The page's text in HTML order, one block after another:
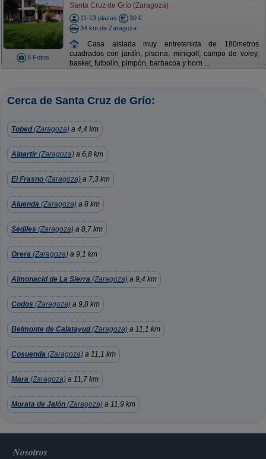
8 Fotos
Santa Cruz de Grío (Zaragoza)
11-13 plazas
30 €
34 km de Zaragoza
Casa aislada muy entretenida de 180metros
cuadrados con jardín, piscina, minigolf, campo de voley,
basket, futbolín, pimpón, barbacoa y horn ...
Cerca de Santa Cruz de Grío:
Tobed(Zaragoza) a 4,4 km
Alpartir (Zaragoza) a 6,8 km
El Frasno (Zaragoza) a 7,3 km
Aluenda (Zaragoza) a 8 km
Sediles (Zaragoza) a 8,7 km
Orera (Zaragoza) a 9,1 km
Almonacid de La Sierra (Zaragoza) a 9,4 km
Codos (Zaragoza) a 9,8 km
Belmonte de Calatayud(Zaragoza) a 11,1 km
Cosuenda (Zaragoza) a 11,1 km
Mara (Zaragoza) a 11,7 km
Morata de Jalón (Zaragoza) a 11,9 km
Nosotros